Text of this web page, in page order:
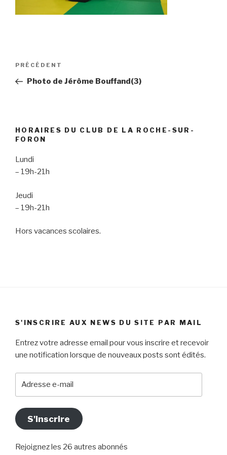
Navigation
l’article
Article
précédent
PRÉCÉDENT
Photo de Jérôme Bouffand(3)
HORAIRES DU CLUB DE LA ROCHE-SUR-
FORON
Lundi
– 19h-21h
Jeudi
– 19h-21h
Hors vacances scolaires.
S'INSCRIRE AUX NEWS DU SITE PAR MAIL
Entrez votre adresse email pour vous inscrire et recevoir
une notification lorsque de nouveaux posts sont édités.
S'inscrire
Rejoignez les 26 autres abonnés